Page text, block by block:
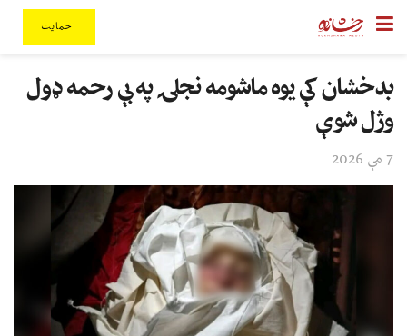
حمایت
بدخشان کې یوه ماشومه نجلۍ په بې رحمه ډول
وژل شوې
7 مې 2026